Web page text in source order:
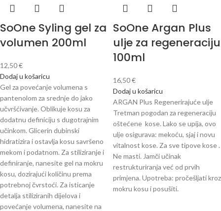
SoOne Syling gel za
volumen 200ml
12,50€
Dodaj u košaricu
Gel za povećanje volumena s
pantenolom za srednje do jako
učvršćivanje. Oblikuje kosu za
dodatnu definiciju s dugotrajnim
učinkom. Glicerin dubinski
hidratizira i ostavlja kosu savršeno
mekom i podatnom. Za stiliziranje i
definiranje, nanesite gel na mokru
kosu, dozirajući količinu prema
potrebnoj čvrstoći. Za isticanje
detalja stiliziranih dijelova i
povećanje volumena, nanesite na
SoOne Argan Plus
ulje za regeneraciju
100ml
16,50€
Dodaj u košaricu
ARGAN Plus Regenerirajuće ulje
Tretman pogodan za regeneraciju
oštećene kose. Lako se upija, ovo
ulje osigurava: mekoću, sjaj i novu
vitalnost kose. Za sve tipove kose .
Ne masti. Jamči učinak
restrukturiranja već od prvih
primjena. Upotreba: pročešljati kroz
mokru kosu i posušiti.